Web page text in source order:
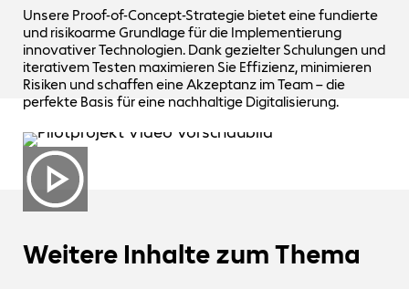
Unsere Proof-of-Concept-Strategie bietet eine fundierte
und risikoarme Grundlage für die Implementierung
innovativer Technologien. Dank gezielter Schulungen und
iterativem Testen maximieren Sie Effizienz, minimieren
Risiken und schaffen eine Akzeptanz im Team – die
perfekte Basis für eine nachhaltige Digitalisierung.
Weitere Inhalte zum Thema